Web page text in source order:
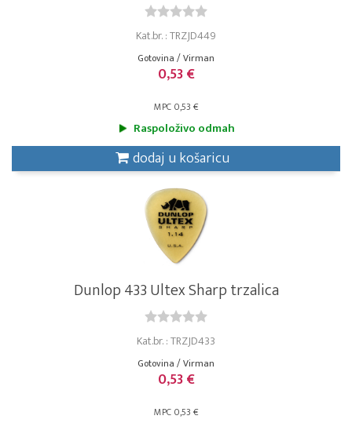
Kat.br. : TRZJD449
Gotovina / Virman
0,53 €
MPC 0,53 €
Raspoloživo odmah
dodaj u košaricu
Dunlop 433 Ultex Sharp trzalica
Kat.br. : TRZJD433
Gotovina / Virman
0,53 €
MPC 0,53 €